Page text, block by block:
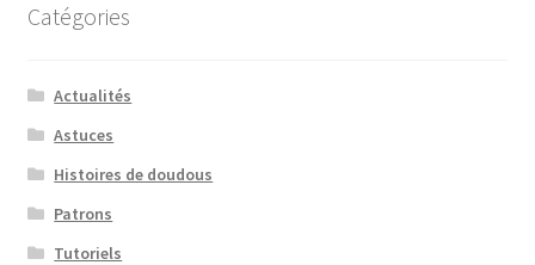
Catégories
Actualités
Astuces
Histoires de doudous
Patrons
Tutoriels